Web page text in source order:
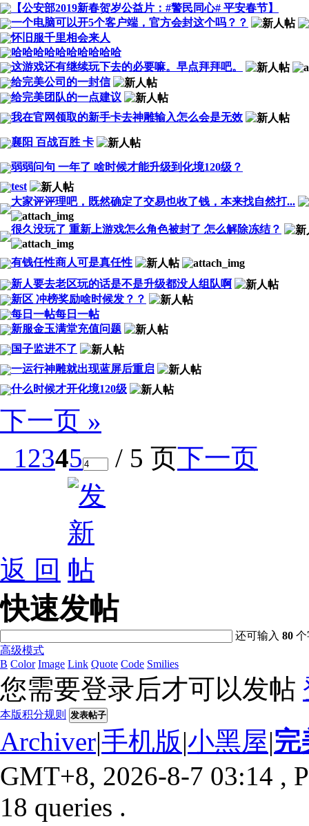
【公安部2019新春贺岁公益片：#警民同心# 平安春节】
一个电脑可以开5个客户端，官方会封这个吗？？
怀旧服千里相会来人
哈哈哈哈哈哈哈哈哈哈
这游戏还有继续玩下去的必要嘛。早点拜拜吧。
给完美公司的一封信
给完美团队的一点建议
我在官网领取的新手卡去神雕输入怎么会是无效
襄阳 百战百胜 卡
弱弱问句 一年了 啥时候才能升级到化境120级？
test
大家评评理吧，既然确定了交易也收了钱，本来找自然打...
很久没玩了 重新上游戏怎么角色被封了 怎么解除冻结？
有钱任性商人可是真任性
新人要去老区玩的话是不是升级都没人组队啊
新区 冲榜奖励啥时候发？？
每日一帖每日一帖
新服金玉满堂充值问题
国子监进不了
一运行神雕就出现蓝屏后重启
什么时候才开化境120级
下一页 »
12345 / 5 页下一页
返 回
快速发帖
还可输入80 个
高级模式
B Color Image Link Quote Code Smilies
您需要登录后才可以发帖
本版积分规则 发表帖子
Archiver|手机版|小黑屋|完
GMT+8, 2026-8-7 03:14 ,
18 queries .